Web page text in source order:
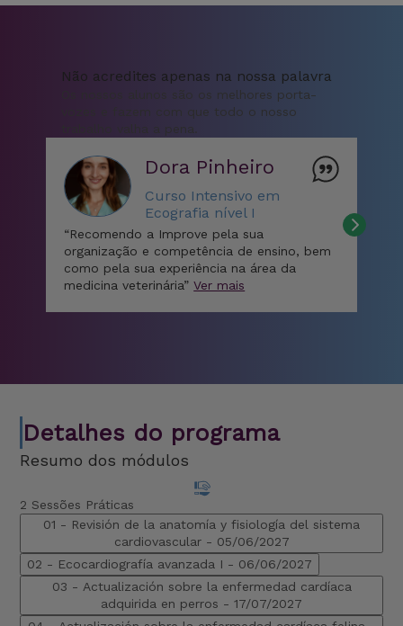
Não acredites apenas na nossa palavra
Os nossos alunos são os melhores porta-
vozes e fazem com que todo o nosso
trabalho valha a pena.
Dora Pinheiro
Curso Intensivo em
Ecografia nível I
“Recomendo a Improve pela sua
organização e competência de ensino, bem
como pela sua experiência na área da
medicina veterinária”Ver mais
Detalhes do programa
Resumo dos módulos
2 Sessões Práticas
01 - Revisión de la anatomía y fisiología del sistema
cardiovascular - 05/06/2027
02 - Ecocardiografía avanzada I - 06/06/2027
03 - Actualización sobre la enfermedad cardíaca
adquirida en perros - 17/07/2027